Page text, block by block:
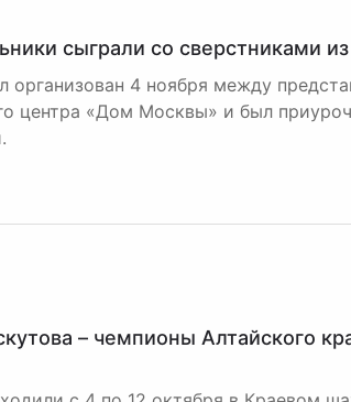
сыграли со сверстниками
организован 4 ноября между
центра «Дом Москвы» и был
– чемпионы Алтайского